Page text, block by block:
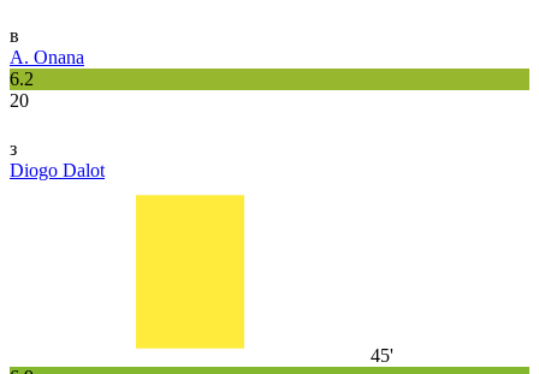
в
A. Onana
6.2
20
з
Diogo Dalot
45'